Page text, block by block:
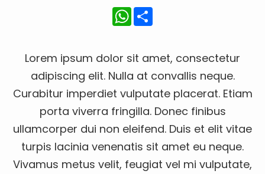
WhatsApp
Lorem ipsum dolor sit amet, consectetur
adipiscing elit. Nulla at convallis neque.
Curabitur imperdiet vulputate placerat. Etiam
porta viverra fringilla. Donec finibus
ullamcorper dui non eleifend. Duis et elit vitae
turpis lacinia venenatis sit amet eu neque.
Vivamus metus velit, feugiat vel mi vulputate,